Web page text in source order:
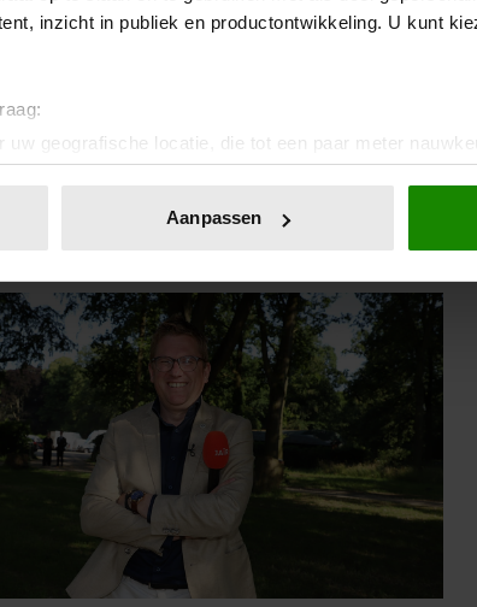
inzicht in publiek en productontwikkeling. U kunt
uw geografische locatie, die tot een paar meter
het actief te scannen op specifieke eigenschappen
of intrekken in de Cookieverklaring.
advertenties te personaliseren, om functies voor
delen we informatie over uw gebruik van onze site met
partners kunnen deze gegevens combineren met
op basis van uw gebruik van hun services. U gaat
Aanpassen